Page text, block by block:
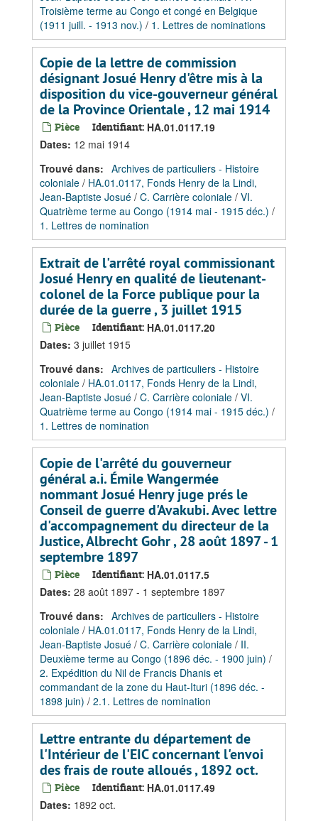
Troisième terme au Congo et congé en Belgique
(1911 juill. - 1913 nov.) / 1. Lettres de nominations
Copie de la lettre de commission
désignant Josué Henry d'être mis à la
disposition du vice-gouverneur général
de la Province Orientale , 12 mai 1914
Pièce Identifiant: HA.01.0117.19
Dates: 12 mai 1914
Trouvé dans: Archives de particuliers - Histoire
coloniale / HA.01.0117, Fonds Henry de la Lindi,
Jean-Baptiste Josué / C. Carrière coloniale / VI.
Quatrième terme au Congo (1914 mai - 1915 déc.) /
1. Lettres de nomination
Extrait de l'arrêté royal commissionant
Josué Henry en qualité de lieutenant-
colonel de la Force publique pour la
durée de la guerre , 3 juillet 1915
Pièce Identifiant: HA.01.0117.20
Dates: 3 juillet 1915
Trouvé dans: Archives de particuliers - Histoire
coloniale / HA.01.0117, Fonds Henry de la Lindi,
Jean-Baptiste Josué / C. Carrière coloniale / VI.
Quatrième terme au Congo (1914 mai - 1915 déc.) /
1. Lettres de nomination
Copie de l'arrêté du gouverneur
général a.i. Émile Wangermée
nommant Josué Henry juge prés le
Conseil de guerre d'Avakubi. Avec lettre
d'accompagnement du directeur de la
Justice, Albrecht Gohr , 28 août 1897 - 1
septembre 1897
Pièce Identifiant: HA.01.0117.5
Dates: 28 août 1897 - 1 septembre 1897
Trouvé dans: Archives de particuliers - Histoire
coloniale / HA.01.0117, Fonds Henry de la Lindi,
Jean-Baptiste Josué / C. Carrière coloniale / II.
Deuxième terme au Congo (1896 déc. - 1900 juin) /
2. Expédition du Nil de Francis Dhanis et
commandant de la zone du Haut-Ituri (1896 déc. -
1898 juin) / 2.1. Lettres de nomination
Lettre entrante du département de
l'Intérieur de l'EIC concernant l'envoi
des frais de route alloués , 1892 oct.
Pièce Identifiant: HA.01.0117.49
Dates: 1892 oct.